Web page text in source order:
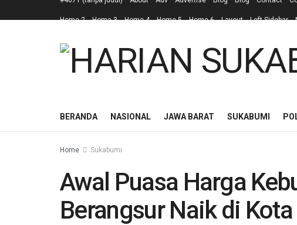
Home 2 Home 3 Home 4 Home 5 Home 6 Layout Left Sidebar
BERANDA NASIONAL JAWA BARAT SUKABUMI
Home Sukabumi
Awal Puasa Harga
Berangsur Naik di